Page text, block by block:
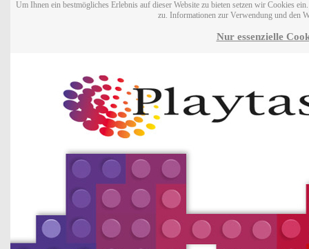
Um Ihnen ein bestmögliches Erlebnis auf dieser Website zu bieten setzen wir Cookies
zu. Informationen zur Verwendung und den
Nur essenzielle